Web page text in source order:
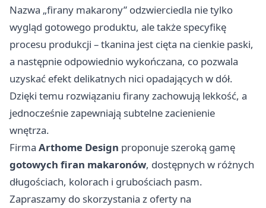
Nazwa „firany makarony” odzwierciedla nie tylko
wygląd gotowego produktu, ale także specyfikę
procesu produkcji – tkanina jest cięta na cienkie paski,
a następnie odpowiednio wykończana, co pozwala
uzyskać efekt delikatnych nici opadających w dół.
Dzięki temu rozwiązaniu firany zachowują lekkość, a
jednocześnie zapewniają subtelne zacienienie
wnętrza.
Firma Arthome Design proponuje szeroką gamę
gotowych firan makaronów, dostępnych w różnych
długościach, kolorach i grubościach pasm.
Zapraszamy do skorzystania z oferty na